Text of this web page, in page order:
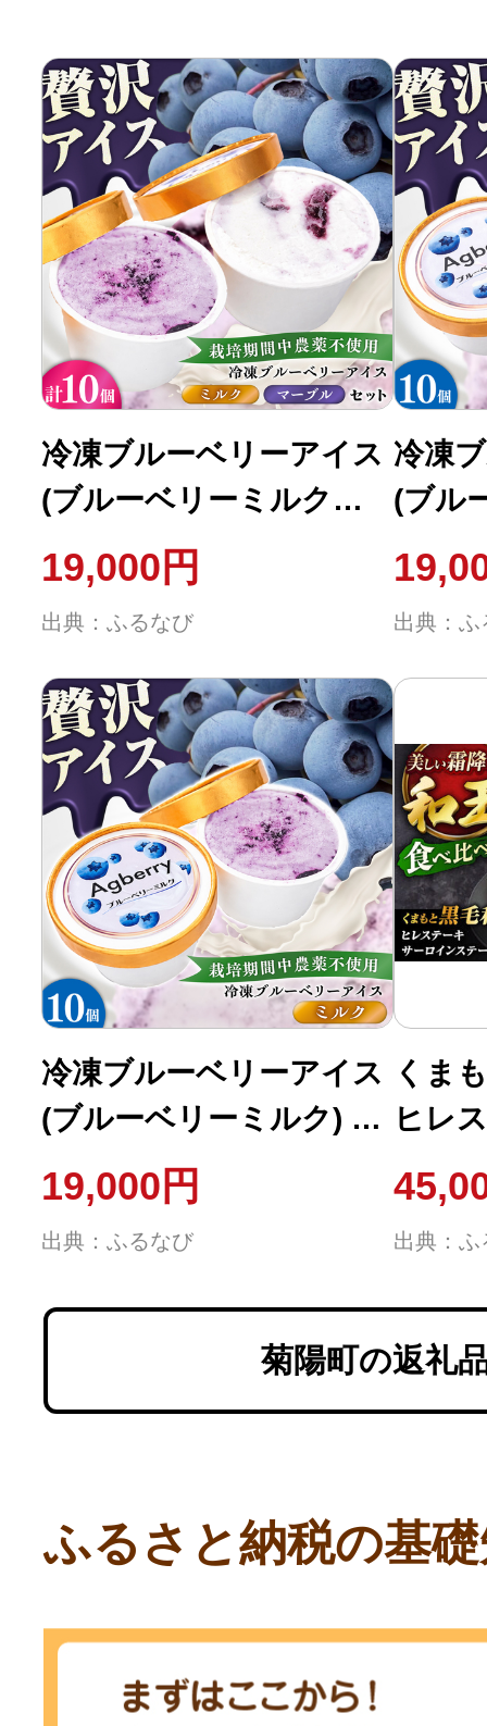
個人事業主・フリーラン
個人事業・フリーランス
ふるさと納税の基礎知識
10秒ぴったり診断
自治体直営サイト特集
はじめるバイブルとは
よくあるご質問
問い合わせ
冷凍ブルーベリーアイス
(ブルーベリーミルク、
マーブル 各5個) 計10個
セット / アイス あいす
氷菓子 フルーツ ブルー
ベリー ぶるーべりー マ
ーブル デザート おやつ
お菓子 カップ カップア
イ
19,000円
出典：ふるなび
冷凍
(ブル
計10
いす
ルー
マー
アイ
出典：ふ
冷凍ブルーベリーアイス
(ブルーベリーミルク) 計
10個セット / アイス あ
いす 氷菓子 フルーツ ブ
ルーベリー ぶるーべりー
ミルク デザート おやつ
お菓子 カップ カップア
イス 夏 ひんやり 熊
19,000円
出典：ふるなび
くま
ヒレ
サー
べ比
(各2
和牛
本県
出典：ふ
菊陽町の返礼
ふるさと納税の基